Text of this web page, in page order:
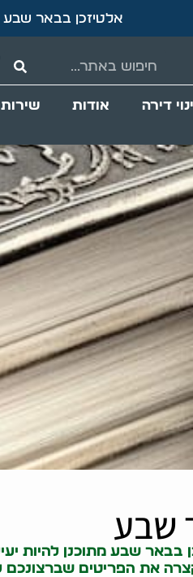
אלטיזכן בבאר שבע
דירה אודות
שבע
בבאר שבע מתוכנן להיות
את הפריטים שברצונכם